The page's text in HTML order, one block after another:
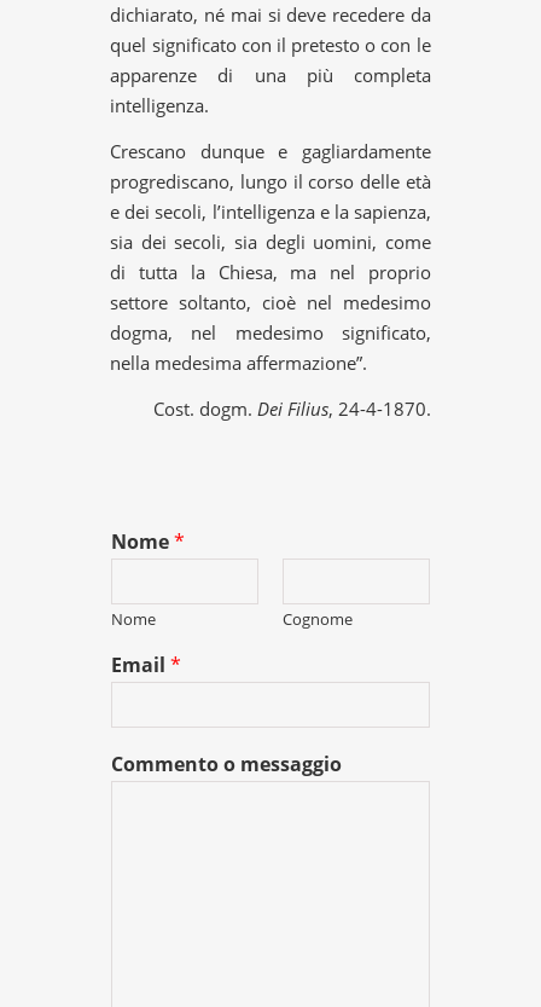
dichiarato, né mai si deve recedere da
quel significato con il pretesto o con le
apparenze di una più completa
intelligenza.
Crescano dunque e gagliardamente
progrediscano, lungo il corso delle età
e dei secoli, l’intelligenza e la sapienza,
sia dei secoli, sia degli uomini, come
di tutta la Chiesa, ma nel proprio
settore soltanto, cioè nel medesimo
dogma, nel medesimo significato,
nella medesima affermazione”.
Cost. dogm. Dei Filius, 24-4-1870.
Nome*
Nome Cognome
Email*
Commento o messaggio